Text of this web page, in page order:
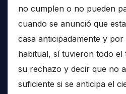
no cumplen o no pueden
cuando se anunció que
casa anticipadamente y por
habitual, sí tuvieron todo
su rechazo y decir que no
suficiente si se anticipa el